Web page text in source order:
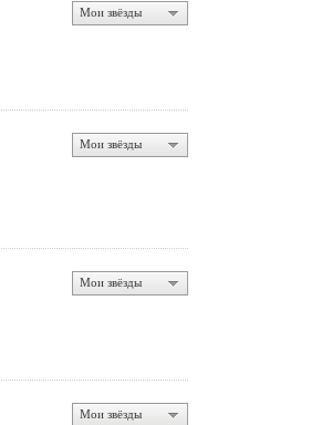
Мои звёзды
Мои звёзды
Мои звёзды
Мои звёзды